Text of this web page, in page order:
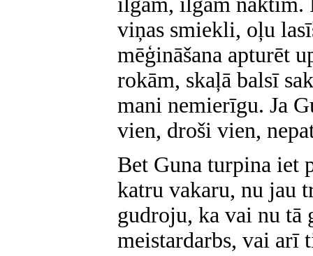
viņas smiekli, oļu
mēģināšana apturēt
rokām, skaļā balsī
mani nemierīgu. Ja
vien, droši vien,
Bet Guna turpina iet
katru vakaru, nu jau
gudroju, ka vai nu tā
meistardarbs, vai arī